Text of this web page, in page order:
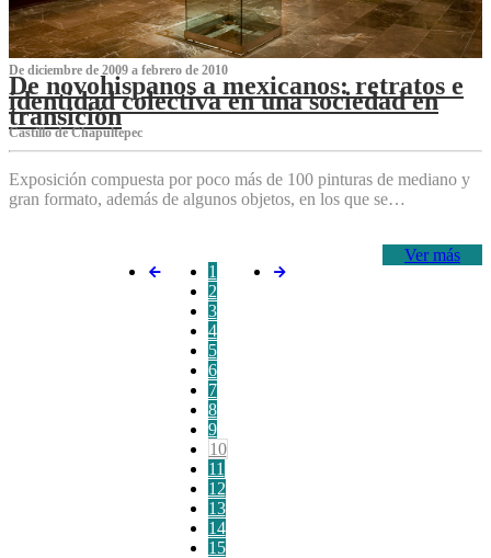
De diciembre de 2009 a febrero de 2010
De novohispanos a mexicanos: retratos e
identidad colectiva en una sociedad en
transición
Castillo de Chapultepec
Exposición compuesta por poco más de 100 pinturas de mediano y
gran formato, además de algunos objetos, en los que se…
Ver más
1
2
3
4
5
6
7
8
9
10
11
12
13
14
15